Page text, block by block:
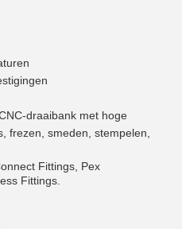
draaibank met hoge
frezen, smeden, stempelen,
Fittings, Pex
Fittings.